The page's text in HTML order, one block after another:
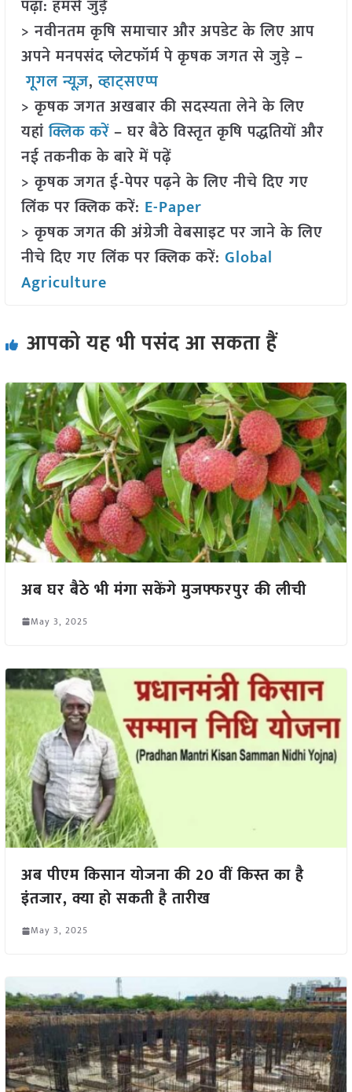
पढ़ा: हमसे जुड़ें
> नवीनतम कृषि समाचार और अपडेट के लिए आप
अपने मनपसंद प्लेटफॉर्म पे कृषक जगत से जुड़े –
गूगल न्यूज़,व्हाट्सएप्प
> कृषक जगत अखबार की सदस्यता लेने के लिए
यहांक्लिक करें– घर बैठे विस्तृत कृषि पद्धतियों और
नई तकनीक के बारे में पढ़ें
> कृषक जगत ई-पेपर पढ़ने के लिए नीचे दिए गए
लिंक पर क्लिक करें: E-Paper
> कृषक जगत की अंग्रेजी वेबसाइट पर जाने के लिए
नीचे दिए गए लिंक पर क्लिक करें: Global
Agriculture
आपको यह भी पसंद आ सकता हैं
अब घर बैठे भी मंगा सकेंगे मुजफ्फरपुर की लीची
May 3, 2025
अब पीएम किसान योजना की 20 वीं किस्त का है
इंतजार, क्या हो सकती है तारीख
May 3, 2025